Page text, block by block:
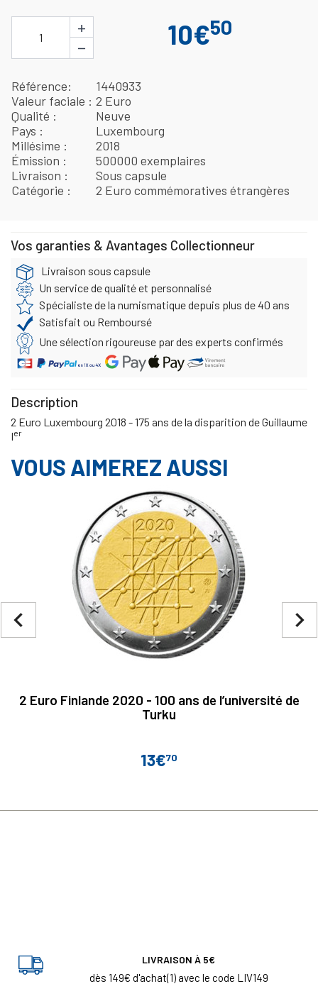
1
+
−
10€50
Référence
1440933
Valeur faciale
2 Euro
Qualité
Neuve
Pays
Luxembourg
Millésime
2018
Émission
500000 exemplaires
Livraison
Sous capsule
Catégorie
2 Euro commémoratives étrangères
Vos garanties & Avantages Collectionneur
Livraison sous capsule
Un service de qualité et personnalisé
Spécialiste de la numismatique depuis plus de 40 ans
Satisfait ou Remboursé
Une sélection rigoureuse par des experts confirmés
Description
2 Euro Luxembourg 2018 - 175 ans de la disparition de Guillaume
Ier
VOUS AIMEREZ AUSSI
2 Euro Finlande 2020 - 100 ans de l’université de
Turku
Prix
13€70
navigate_next
navigate_before
LIVRAISON À 5€
dès 149€ d'achat(1) avec le code LIV149